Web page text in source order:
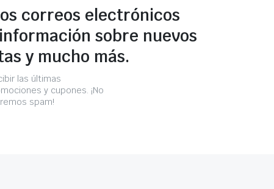
correos electrónicos
sobre nuevos
y mucho más.
las últimas
y cupones. ¡No
spam!